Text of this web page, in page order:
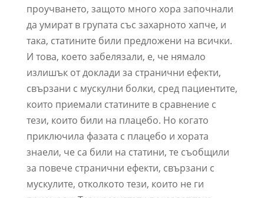
проучването, защото много хора започнали
да умират в групата със захарното хапче, и
така, статините били предложени на всички.
И това, което забелязали, е, че нямало
излишък от доклади за странични ефекти,
свързани с мускулни болки, сред пациентите,
които приемали статините в сравнение с
тези, които били на плацебо. Но когато
приключила фазата с плацебо и хората
знаели, че са били на статини, те съобщили
за повече странични ефекти, свързани с
мускулите, отколкото тези, които не ги